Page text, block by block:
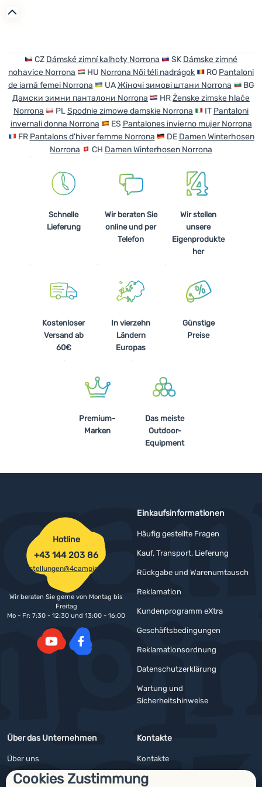
Cookies Zustimmung
Anmelden /
CZ Dámské zimní kalhoty Norrona SK Dámske zimné
nohavice Norrona
HU Norrona Női téli nadrágok RO Pantaloni
de iarnă femei Norrona
UAЖіночі зимові штани Norrona
BG
Дамски зимни панталони Norrona
HRŽenske zimske hlače
Norrona
PLSpodnie zimowe damskie Norrona IT Pantaloni
invernali donna Norrona
ES Pantalones invierno mujer Norrona
FR Pantalons d'hiver femme Norrona DE Damen Winterhosen
Norrona
CH Damen Winterhosen Norrona
Schnelle
Lieferung
Wir beraten Sie
online und per
Telefon
Wir stellen
unsere
Eigenprodukte
her
Kostenloser
Versand ab
60€
In vierzehn
Ländern
Europas
Günstige
Preise
Premium-
Marken
Das meiste
Outdoor-
Equipment
Einkaufsinformationen
Häufig gestellte Fragen
Kauf, Transport, Lieferung
Rückgabe und Warenumtausch
Reklamation
Kundenprogramm eXtra
Geschäftsbedingungen
Reklamationsordnung
Datenschutzerklärung
Wartung und
Sicherheitshinweise
Über das Unternehmen
Über uns
Impressum
Kontakte
Kontakte
Angebote für Firmen und Vereine
Hotline
+43 144 203 86
bestellungen@4camping.at
Wir beraten Sie gerne von Montag bis
Freitag
Mo - Fr: 7:30 - 12:30 und 13:00 - 16:00